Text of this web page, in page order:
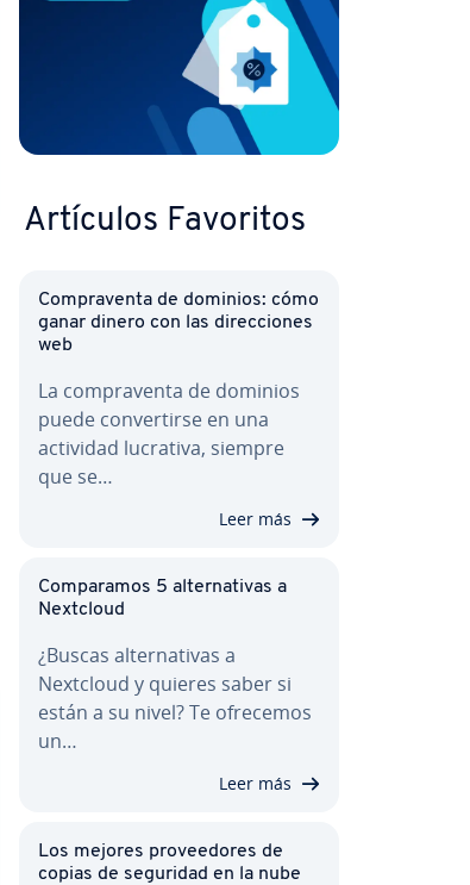
Artículos Favoritos
Co­m­pra­ve­n­ta de dominios: cómo
ganar dinero con las di­re­c­cio­nes
web
La co­m­pra­ve­n­ta de dominios
puede co­n­ve­r­ti­r­se en una
actividad lucrativa, siempre
que se…
Leer más
Co­m­pa­ra­mos 5 al­te­r­na­ti­vas a
Nextcloud
¿Buscas al­te­r­na­ti­vas a
Nextcloud y quieres saber si
están a su nivel? Te ofrecemos
un…
Leer más
Los mejores pro­vee­do­res de
copias de seguridad en la nube